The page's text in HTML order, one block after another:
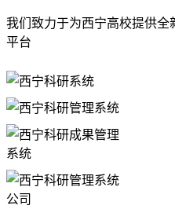
我们致力于为西宁高校提供
平台